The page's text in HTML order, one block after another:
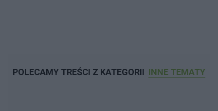
POLECAMY TREŚCI Z KATEGORII INNE TEMATY